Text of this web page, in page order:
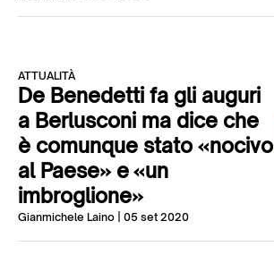
ATTUALITÀ
De Benedetti fa gli auguri
a Berlusconi ma dice che
è comunque stato «nocivo
al Paese» e «un
imbroglione»
Gianmichele Laino | 05 set 2020